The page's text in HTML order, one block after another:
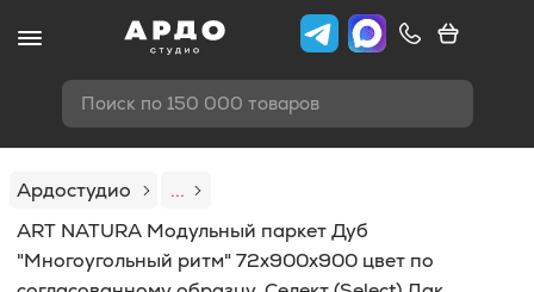
Поиск по 150 000 товаров
Ардостудио
...
ART NATURA Модульный паркет Дуб
"Многоугольный ритм" 72х900х900 цвет по